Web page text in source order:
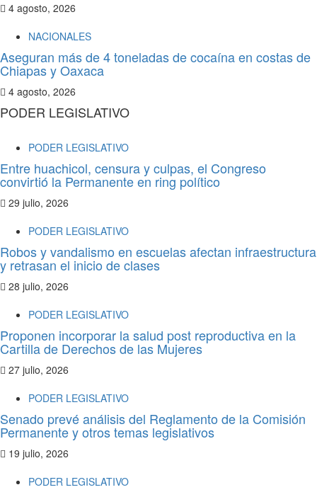
4 agosto, 2026
NACIONALES
Aseguran más de 4 toneladas de cocaína en costas de
Chiapas y Oaxaca
4 agosto, 2026
PODER LEGISLATIVO
PODER LEGISLATIVO
Entre huachicol, censura y culpas, el Congreso
convirtió la Permanente en ring político
29 julio, 2026
PODER LEGISLATIVO
Robos y vandalismo en escuelas afectan infraestructura
y retrasan el inicio de clases
28 julio, 2026
PODER LEGISLATIVO
Proponen incorporar la salud post reproductiva en la
Cartilla de Derechos de las Mujeres
27 julio, 2026
PODER LEGISLATIVO
Senado prevé análisis del Reglamento de la Comisión
Permanente y otros temas legislativos
19 julio, 2026
PODER LEGISLATIVO